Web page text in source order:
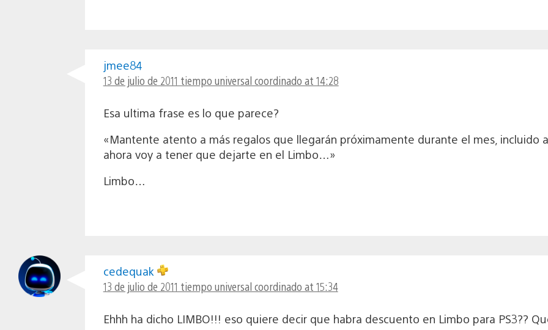
jmee84
13 de julio de 2011 tiempo universal coordinado at 14:28
Esa ultima frase es lo que parece?
«Mantente atento a más regalos que llegarán próximamente durante el mes,
ahora voy a tener que dejarte en el Limbo…»
Limbo…
cedequak
13 de julio de 2011 tiempo universal coordinado at 15:34
Ehhh ha dicho LIMBO!!! eso quiere decir que habra descuento en Limbo para PS3??